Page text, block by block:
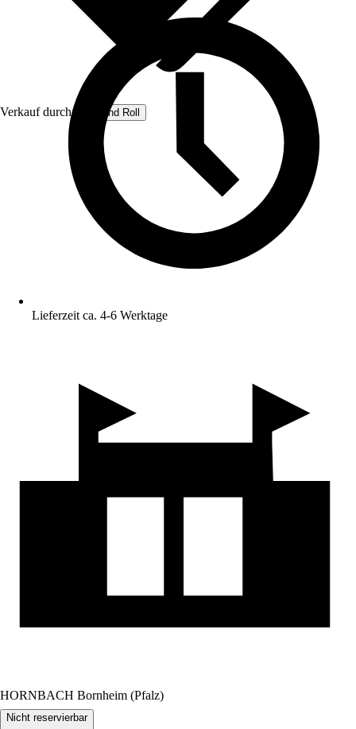
Verkauf durch: Rug and Roll
Lieferzeit ca. 4-6 Werktage
HORNBACH Bornheim (Pfalz)
Nicht reservierbar